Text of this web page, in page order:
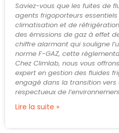
Saviez-vous que les fuites de
agents frigoporteurs
climatisation et de
des émissions de gaz à effet
chiffre alarmant qui souligne
norme F-GAZ, cette
Chez Climlab, nous vous
expert en gestion des fluides
engagé dans la transition
respectueux de
Lire la suite »